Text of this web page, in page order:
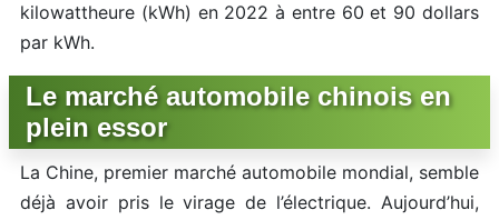
kilowattheure (kWh) en 2022 à entre 60 et 90 dollars
par kWh.
Le marché automobile chinois en
plein essor
La Chine, premier marché automobile mondial, semble
déjà avoir pris le virage de l’électrique. Aujourd’hui,